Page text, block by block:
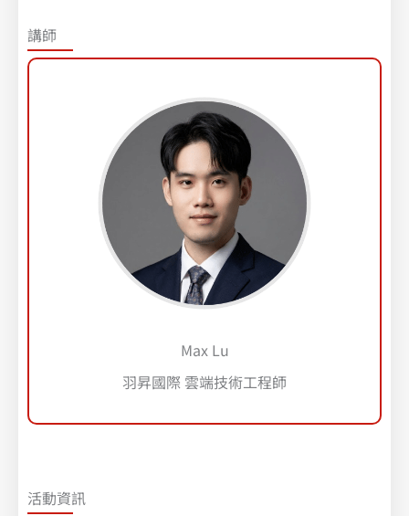
講師
Max Lu
羽昇國際 雲端技術工程師
活動資訊